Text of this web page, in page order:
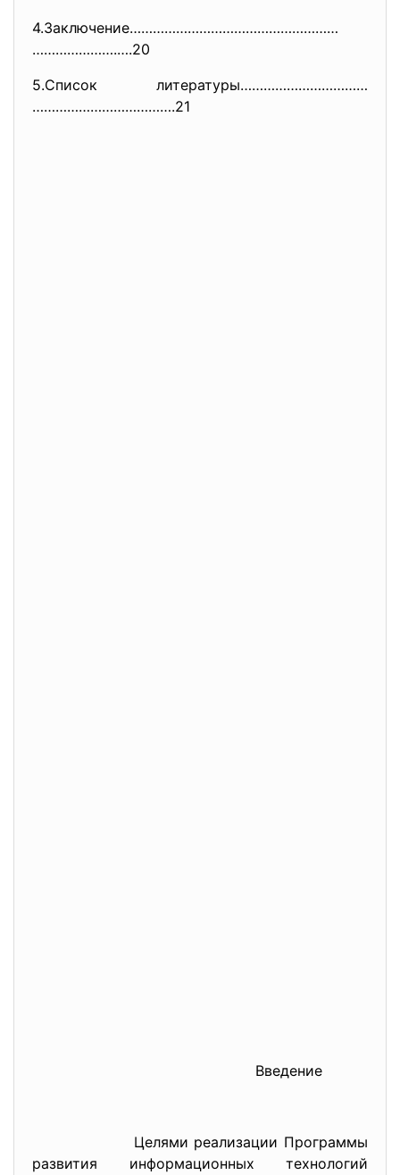
4.Заключение………………………………………………
………………….….20
5.Список литературы……………………………
……………………………….21
Введение
Целями реализации Программы
развития информационных технологий